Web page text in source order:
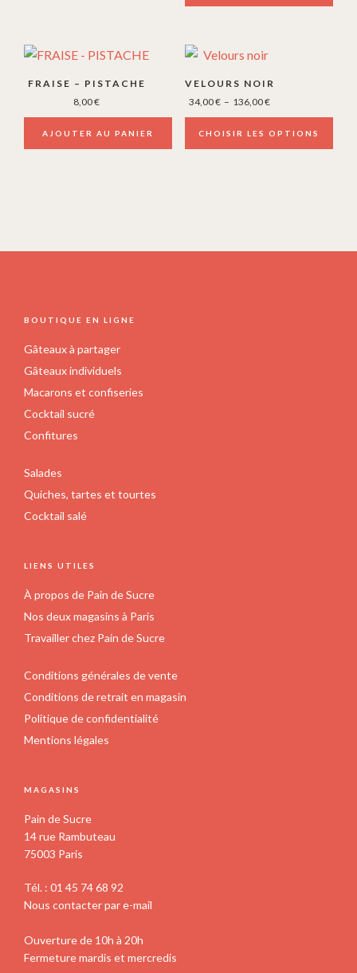
FRAISE – PISTACHE
8,00€
AJOUTER AU PANIER
VELOURS NOIR
34,00€ – 136,00€Plage
de
prix :
34,00 €
CHOISIR LES OPTIONS
Ce
a
plusieurs
variations.
FOOTER
BOUTIQUE EN LIGNE
Gâteaux à partager
Gâteaux individuels
Macarons et confiseries
Cocktail sucré
Confitures
Salades
Quiches, tartes et tourtes
Cocktail salé
LIENS UTILES
À propos de Pain de Sucre
Nos deux magasins à Paris
Travailler chez Pain de Sucre
Conditions générales de vente
Conditions de retrait en magasin
Politique de confidentialité
Mentions légales
MAGASINS
Pain de Sucre
14 rue Rambuteau
75003 Paris
Tél. : 01 45 74 68 92
Nous contacter par e-mail
Ouverture de 10h à 20h
Fermeture mardis et mercredis